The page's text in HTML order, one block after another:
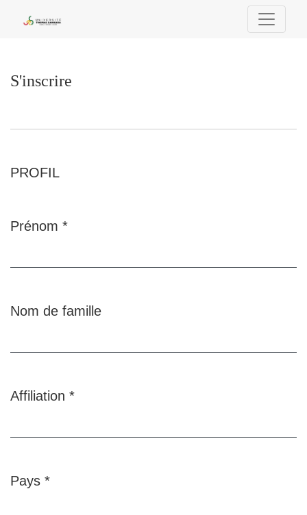
S'inscrire
PROFIL
Prénom *
Nom de famille
Affiliation *
Pays *